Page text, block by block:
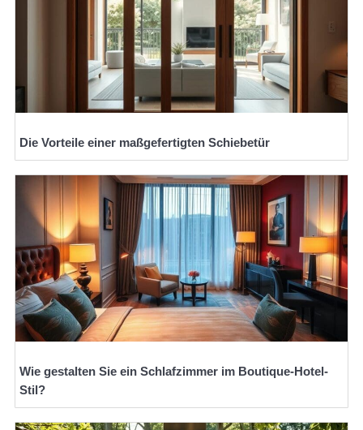
Die Vorteile einer maßgefertigten Schiebetür
Wie gestalten Sie ein Schlafzimmer im Boutique-Hotel-
Stil?